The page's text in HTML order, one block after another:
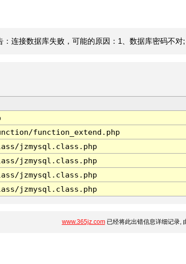
：连接数据库失败，可能的原因：1、数据库密码不对;
function_extend.php
jzmysql.class.php
jzmysql.class.php
jzmysql.class.php
jzmysql.class.php
www.365jz.com已经将此出错信息详细记录,